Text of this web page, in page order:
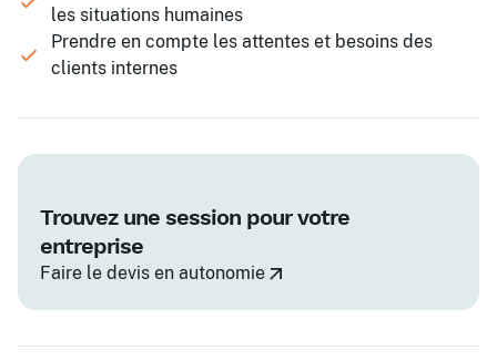
les situations humaines
Prendre en compte les attentes et besoins des
clients internes
Trouvez une session pour votre
entreprise
Faire le devis en autonomie